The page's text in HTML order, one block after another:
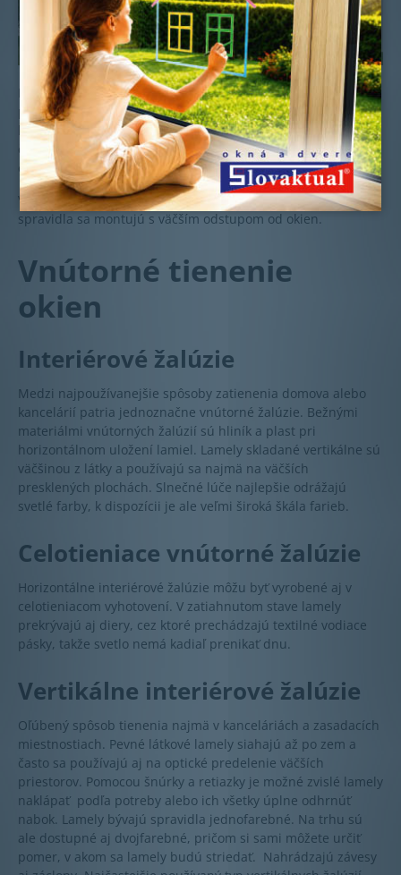
Horizontálne slnolamy sa montujú nad okná a veľké
presklené plochy, prípadne neprerušovane po celej dĺžke
budovy. Vždy však so zreteľom na trasu slnka po oblohe. V
čase, kedy slnko páli najintenzívnejšie, dokážu slnolamy
efektívne lámať slnečné lúče.
Vertikálne slnolamy sú podobné vonkajším žalúziám, ale
spravidla sa montujú s väčším odstupom od okien.
Vnútorné tienenie
okien
Interiérové žalúzie
Medzi najpoužívanejšie spôsoby zatienenia domova alebo
kancelárií patria jednoznačne vnútorné žalúzie. Bežnými
materiálmi vnútorných žalúzií sú hliník a plast pri
horizontálnom uložení lamiel. Lamely skladané vertikálne sú
väčšinou z látky a používajú sa najmä na väčších
presklených plochách. Slnečné lúče najlepšie odrážajú
svetlé farby, k dispozícii je ale veľmi široká škála farieb.
Celotieniace vnútorné žalúzie
Horizontálne interiérové žalúzie môžu byť vyrobené aj v
celotieniacom vyhotovení. V zatiahnutom stave lamely
prekrývajú aj diery, cez ktoré prechádzajú textilné vodiace
pásky, takže svetlo nemá kadiaľ prenikať dnu.
Vertikálne interiérové žalúzie
Oľúbený spôsob tienenia najmä v kanceláriách a zasadacích
miestnostiach. Pevné látkové lamely siahajú až po zem a
často sa používajú aj na optické predelenie väčších
priestorov. Pomocou šnúrky a retiazky je možné zvislé lamely
naklápať podľa potreby alebo ich všetky úplne odhrnúť
nabok. Lamely bývajú spravidla jednofarebné. Na trhu sú
ale dostupné aj dvojfarebné, pričom si sami môžete určiť
pomer, v akom sa lamely budú striedať. Nahrádzajú závesy